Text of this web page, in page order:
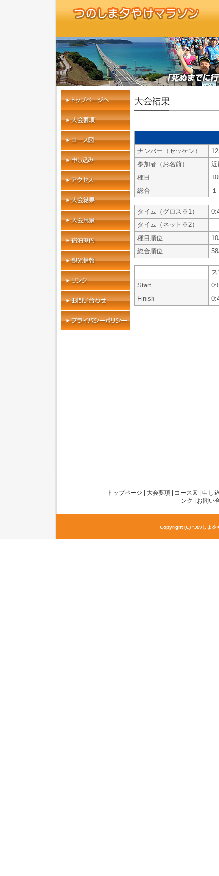
ナンバー（ゼッケン）
参加者（お名前）
種目
総合
タイム（グロス※1）
タイム（ネット※2）
種目順位
総合順位
Start
Finish
トップページ 大会要項| コース図
申し
ンク
お問い
Copyright (C) つのしま